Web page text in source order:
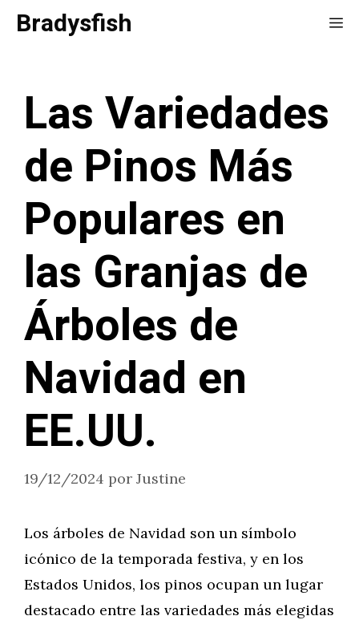
SaltarBradysfish
Las Variedades
de Pinos Más
Populares en
las Granjas de
Árboles de
Navidad en
EE.UU.
19/12/2024 por Justine
Los árboles de Navidad son un símbolo
icónico de la temporada festiva, y en los
Estados Unidos, los pinos ocupan un lugar
destacado entre las variedades más elegidas